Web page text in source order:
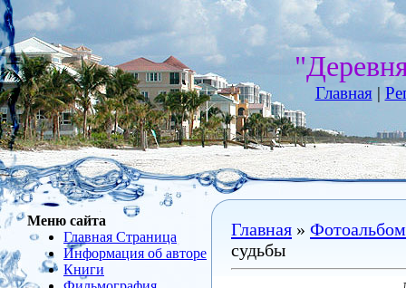
Главная|
Меню сайта
Главная Страница
Информация об авторе
Книги
Главная » Фотоальбом
судьбы